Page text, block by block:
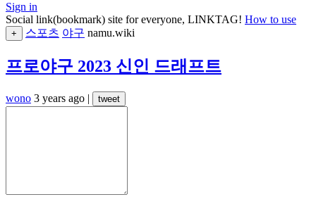
Sign in
Social link(bookmark) site for everyone, LINKTAG! How to use
+ 스포츠 야구 namu.wiki
프로야구 2023 신인 드래프트
wono 3 years ago | tweet